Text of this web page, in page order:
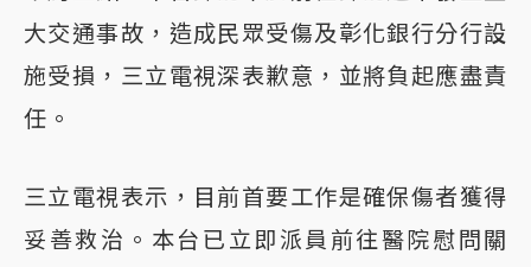
大交通事故，造成民眾受傷及彰化銀行分行設
施受損，三立電視深表歉意，並將負起應盡責
任。
三立電視表示，目前首要工作是確保傷者獲得
妥善救治。本台已立即派員前往醫院慰問關